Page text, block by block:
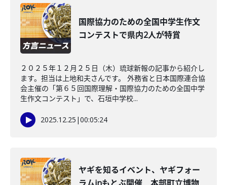
国際協力のための全国中学生作文
コンテストで県内2人が特賞
２０２５年１２月２５日（木）琉球新報の記事から紹介し
ます。担当は上地和夫さんです。 外務省と日本国際連合協
会主催の「第６５回国際理解・国際協力のための全国中学
生作文コンテスト」で、石垣中学校...
2025.12.25 |00:05:24
ヤギを知るイベント、ヤギフォー